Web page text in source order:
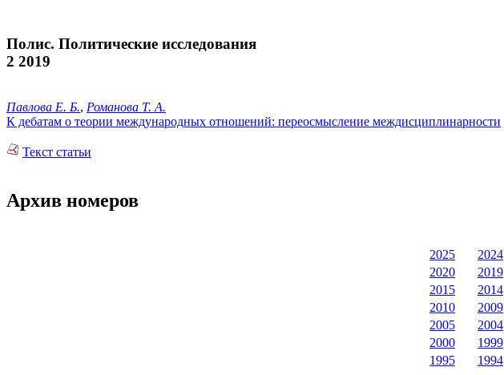
Полис. Политические исследования
2 2019
Павлова Е. Б., Романова Т. А.
К дебатам о теории международных отношений: переосмысление междисциплинарности
Текст статьи
Архив номеров
2025
2024
2020
2019
2015
2014
2010
2009
2005
2004
2000
1999
1995
1994